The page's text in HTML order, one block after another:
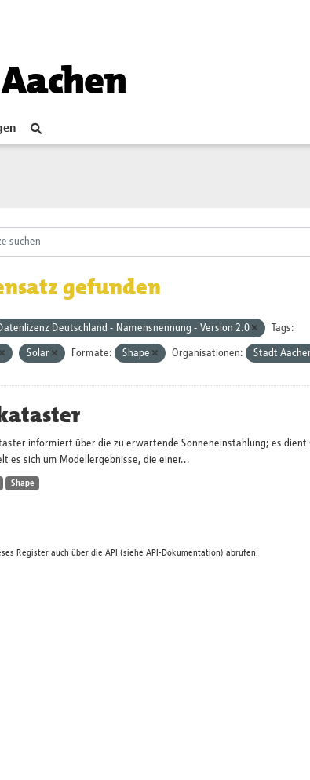
gefunden
Deutschland - Namensnennung - Version 2.0 Tags:
Solar Formate: Shape Organisationen: Stadt
informiert über die zu erwartende Sonneneinstahlung; es
es sich um Modellergebnisse, die einer...
Shape
Register auch über die API (siehe API-Dokumentation) abrufen.